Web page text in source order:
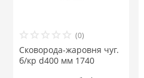
(0)
Сковорода-жаровня чуг.
б/кр d400 мм 1740